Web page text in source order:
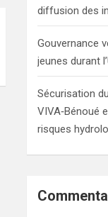
diffusion des
Gouvernance
jeunes durant
Sécurisation
VIVA‑Bénoué
risques